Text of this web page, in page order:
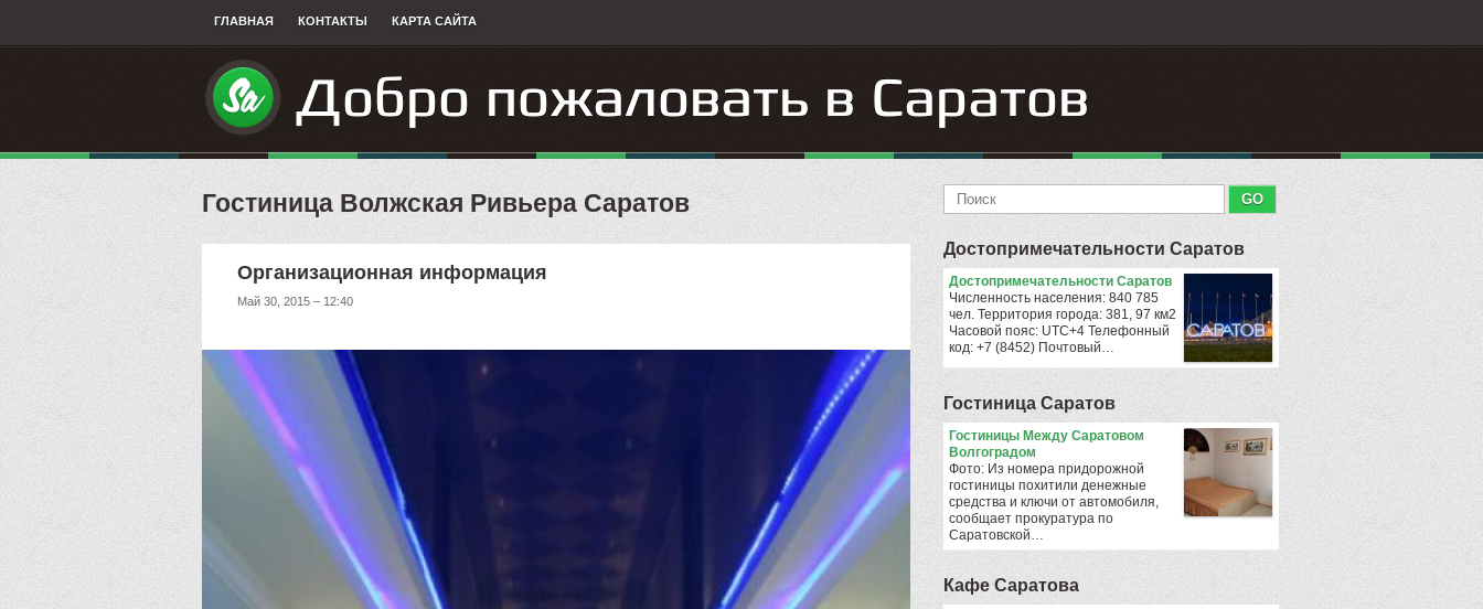
ГЛАВНАЯ КОНТАКТЫ КАРТА САЙТА
Гостиница Волжская Ривьера Саратов
Организационная информация
Май 30, 2015 – 12:40
Достопримечательности Саратов
Достопримечательности Саратов
Численность населения: 840 785
чел. Территория города: 381, 97 км2
Часовой пояс: UTC+4 Телефонный
код: +7 (8452) Почтовый…
Гостиница Саратов
Гостиницы Между Саратовом
Волгоградом
Фото: Из номера придорожной
гостиницы похитили денежные
средства и ключи от автомобиля,
сообщает прокуратура по
Саратовской…
Кафе Саратова